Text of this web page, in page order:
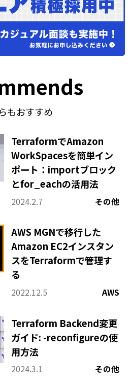
もおすすめ
TerraformでAmazon
WorkSpacesを簡単イン
ポート：importブロック
とfor_eachの活用法
2024.2.7 その他
AWS MGNで移行した
Amazon EC2インスタン
スをTerraformで管理す
る
2022.12.5 AWS
Terraform Backend変更
ガイド: -reconfigureの使
用方法
2024.3.1 その他